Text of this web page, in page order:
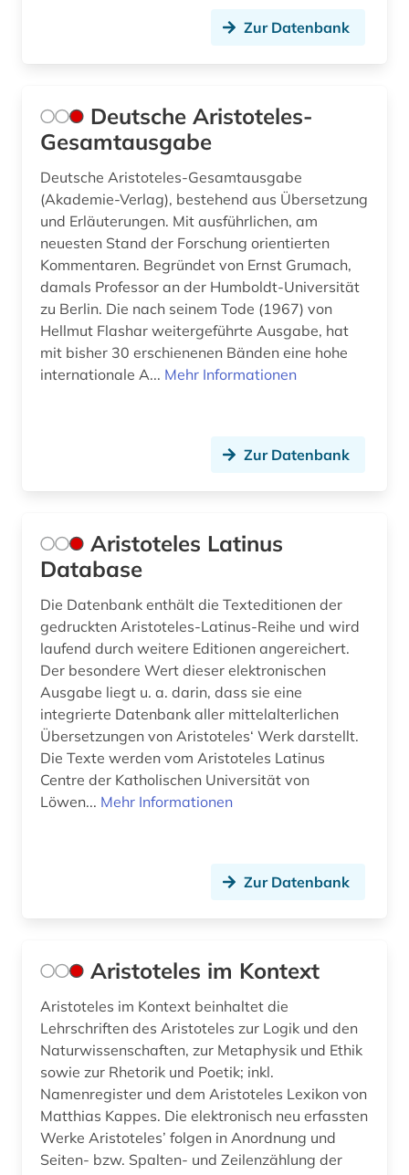
Zur Datenbank
Deutsche Aristoteles-
Gesamtausgabe
Deutsche Aristoteles-Gesamtausgabe
(Akademie-Verlag), bestehend aus Übersetzung
und Erläuterungen. Mit ausführlichen, am
neuesten Stand der Forschung orientierten
Kommentaren. Begründet von Ernst Grumach,
damals Professor an der Humboldt-Universität
zu Berlin. Die nach seinem Tode (1967) von
Hellmut Flashar weitergeführte Ausgabe, hat
mit bisher 30 erschienenen Bänden eine hohe
internationale A... Mehr Informationen
Zur Datenbank
Aristoteles Latinus
Database
Die Datenbank enthält die Texteditionen der
gedruckten Aristoteles-Latinus-Reihe und wird
laufend durch weitere Editionen angereichert.
Der besondere Wert dieser elektronischen
Ausgabe liegt u. a. darin, dass sie eine
integrierte Datenbank aller mittelalterlichen
Übersetzungen von Aristoteles‘ Werk darstellt.
Die Texte werden vom Aristoteles Latinus
Centre der Katholischen Universität von
Löwen... Mehr Informationen
Zur Datenbank
Aristoteles im Kontext
Aristoteles im Kontext beinhaltet die
Lehrschriften des Aristoteles zur Logik und den
Naturwissenschaften, zur Metaphysik und Ethik
sowie zur Rhetorik und Poetik; inkl.
Namenregister und dem Aristoteles Lexikon von
Matthias Kappes. Die elektronisch neu erfassten
Werke Aristoteles’ folgen in Anordnung und
Seiten- bzw. Spalten- und Zeilenzählung der